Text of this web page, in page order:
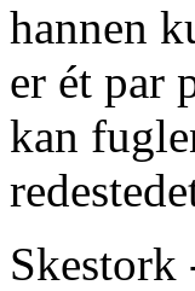
hannen
er ét par
kan
Skestork